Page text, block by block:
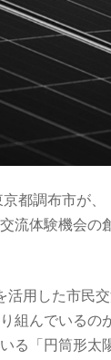
都調布市が
流体験機会の
活用した市民
組んでいるの
る「円筒形太